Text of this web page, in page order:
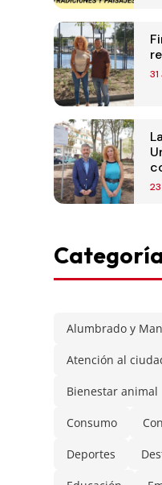
Alumbrado y
Atención al
Bienestar animal
Consumo
Deportes